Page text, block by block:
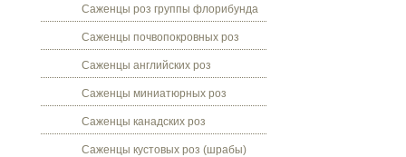
Саженцы роз группы флорибунда
Саженцы почвопокровных роз
Саженцы английских роз
Саженцы миниатюрных роз
Саженцы канадских роз
Саженцы кустовых роз (шрабы)